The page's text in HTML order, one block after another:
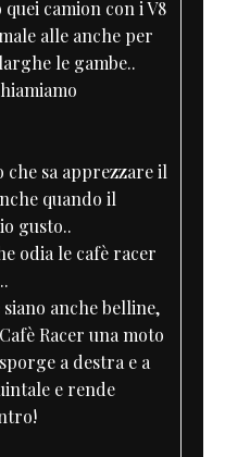
camion con i V8
alle anche per
le gambe..
che sa apprezzare il
quando il
gusto..
odia le cafè racer
anche belline,
Racer una moto
a destra e a
e rende